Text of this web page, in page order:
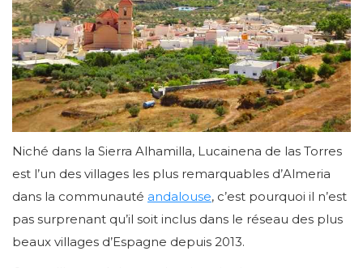
Niché dans la Sierra Alhamilla, Lucainena de las Torres
est l’un des villages les plus remarquables d’Almeria
dans la communauté andalouse, c’est pourquoi il n’est
pas surprenant qu’il soit inclus dans le réseau des plus
beaux villages d’Espagne depuis 2013.